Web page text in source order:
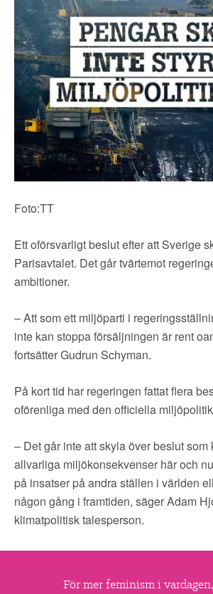
NYHETER
SÖK
Foto:TT
Ett oförsvarligt beslut efter att Sverige
Parisavtalet. Det går tvärtemot
ambitioner.
– Att som ett miljöparti i
inte kan stoppa försäljningen är rent
fortsätter Gudrun Schyman.
På kort tid har regeringen fattat flera
oförenliga med den officiella
– Det går inte att skyla över beslut som
allvarliga miljökonsekvenser här och
på insatser på andra ställen i världen
någon gång i framtiden, säger Adam
klimatpolitisk talesperson.
För mer feminism i